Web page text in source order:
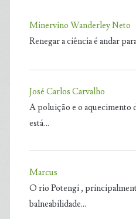
Minervino Wanderley Neto
Renegar a ciência é andar
José Carlos Carvalho
A poluição e o aquecimento
está…
Marcus
O rio Potengi ,
balneabilidade…